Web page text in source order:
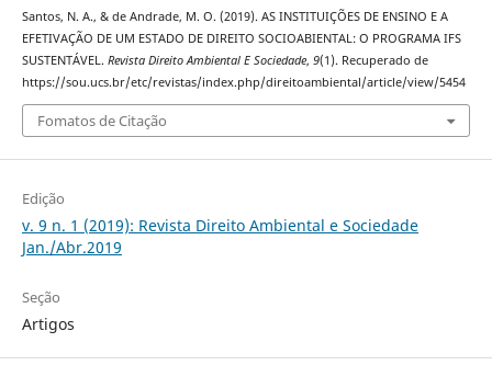
Santos, N. A., & de Andrade, M. O. (2019). AS INSTITUIÇÕES DE ENSINO E A
EFETIVAÇÃO DE UM ESTADO DE DIREITO SOCIOABIENTAL: O PROGRAMA IFS
SUSTENTÁVEL. Revista Direito Ambiental E Sociedade, 9(1). Recuperado de
https://sou.ucs.br/etc/revistas/index.php/direitoambiental/article/view/5454
Fomatos de Citação
Edição
v. 9 n. 1 (2019): Revista Direito Ambiental e Sociedade
Jan./Abr.2019
Seção
Artigos